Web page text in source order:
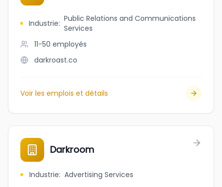
Industrie: Public Relations and Communications
Services
11-50 employés
darkroast.co
Voir les emplois et détails
Darkroom
Industrie: Advertising Services